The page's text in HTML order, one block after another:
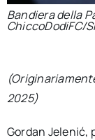
Bandiera della
ChiccoDodiFC/
2025)
Gordan Jelenić,